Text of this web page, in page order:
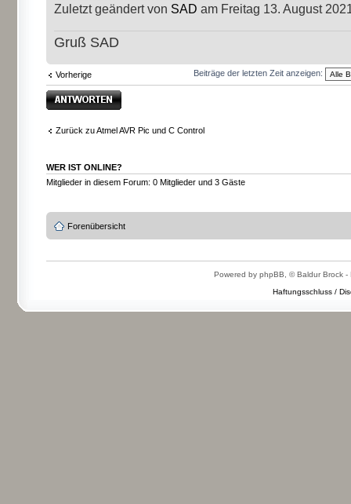
Zuletzt geändert von SAD am Freitag 13. August
Gruß SAD
Vorherige Beiträge der letzten Zeit anzeigen:
Antwort erstellen
Zurück zu Atmel AVR Pic und C Control
WER IST ONLINE?
Mitglieder in diesem Forum: 0 Mitglieder und 3 Gäste
Forenübersicht
Powered by phpBB, © Baldur Brock
Haftungsschluss /